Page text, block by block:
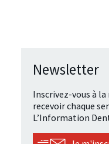
Newsletter
Inscrivez-vous à
recevoir chaque
L’Information